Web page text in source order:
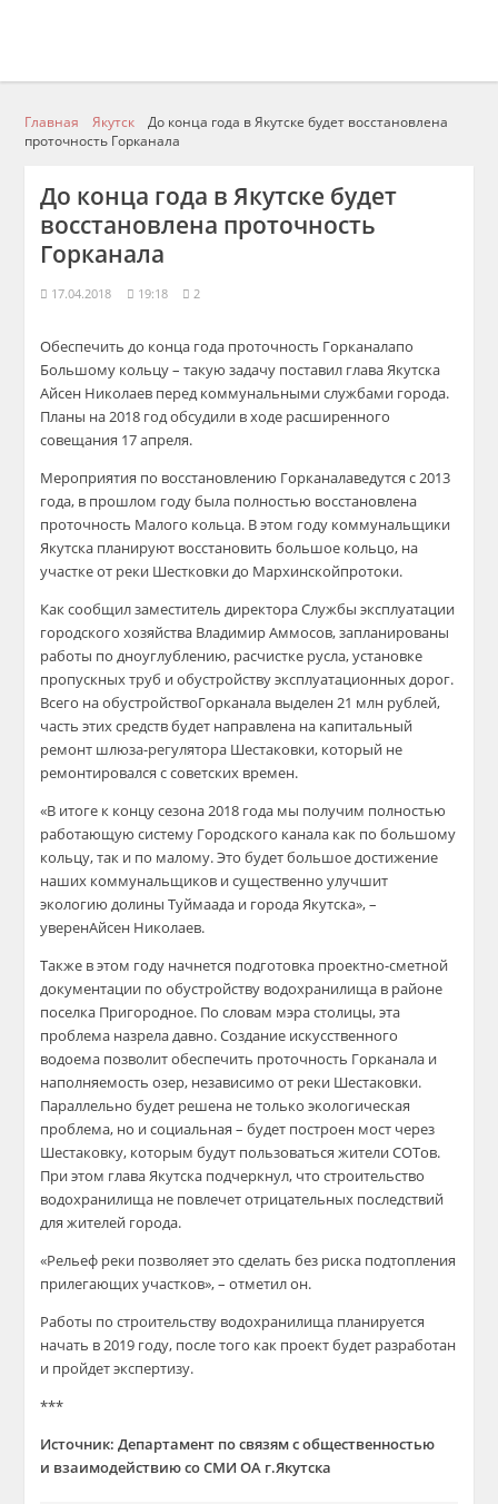
Главная Якутск
До конца года в Якутске будет восстановлена
проточность Горканала
До конца года в Якутске будет
восстановлена проточность
Горканала
17.04.2018 19:18 2
Обеспечить до конца года проточность Горканалапо
Большому кольцу – такую задачу поставил главаЯкутска
Айсен Николаев перед коммунальными службами города.
Планы на 2018 год обсудили в ходе расширенного
совещания 17 апреля.
Мероприятия по восстановлению Горканалаведутся с 2013
года, в прошлом году была полностью восстановлена
проточность Малого кольца. В этом году коммунальщики
Якутска планируют восстановить большое кольцо, на
участкеот реки Шестковкидо Мархинскойпротоки.
Как сообщил заместитель директораСлужбы эксплуатации
городского хозяйства ВладимирАммосов,запланированы
работы по дноуглублению, расчистке русла, установке
пропускных труб и обустройству эксплуатационныхдорог.
Всего наобустройствоГорканала выделен 21 млн рублей,
часть этих средств будет направлена на капитальный
ремонт шлюза-регулятора Шестаковки, который не
ремонтировался с советских времен.
«В итоге к концу сезона2018 года мы получим полностью
работающую систему Городского канала как по большому
кольцу, так и по малому. Это будет большое достижение
наших коммунальщиков исущественно улучшит
экологию долиныТуймаада и города Якутска»,–
уверенАйсен Николаев.
Также в этом году начнется подготовка проектно-сметной
документации по обустройству водохранилища в районе
поселка Пригородное. Пословам мэра столицы, эта
проблема назрела давно. Создание искусственного
водоема позволит обеспечить проточность Горканала и
наполняемость озер, независимо от реки Шестаковки.
Параллельно будет решена не только экологическая
проблема, но и социальная – будет построен мост через
Шестаковку, которым будут пользоваться жителиСОТов.
При этом глава Якутска подчеркнул, что строительство
водохранилища не повлечет отрицательных последствий
для жителей города.
«Рельеф реки позволяет это сделать без риска подтопления
прилегающих участков», – отметил он.
Работы по строительству водохранилища планируется
начать в 2019 году, после того как проект будет разработан
и пройдет экспертизу.
***
Источник: Департамент по связям с общественностью
и взаимодействию со СМИОА г.Якутска